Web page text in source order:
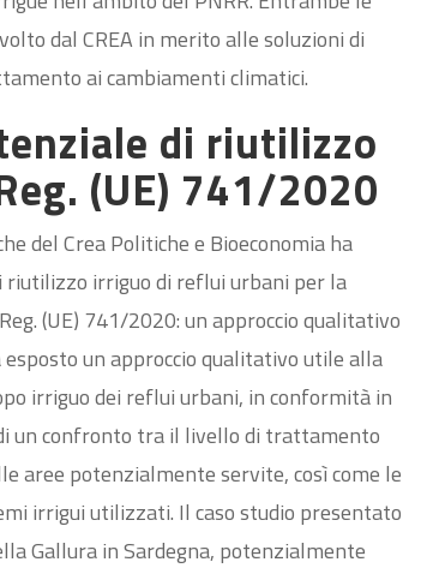
dal CREA in merito alle soluzioni di
ai cambiamenti climatici.
di riutilizzo
(UE) 741/2020
del Crea Politiche e Bioeconomia ha
irriguo di reflui urbani per la
(UE) 741/2020: un approccio qualitativo
un approccio qualitativo utile alla
irriguo dei reflui urbani, in conformità in
un confronto tra il livello di trattamento
aree potenzialmente servite, così come le
irrigui utilizzati. Il caso studio presentato
Gallura in Sardegna, potenzialmente